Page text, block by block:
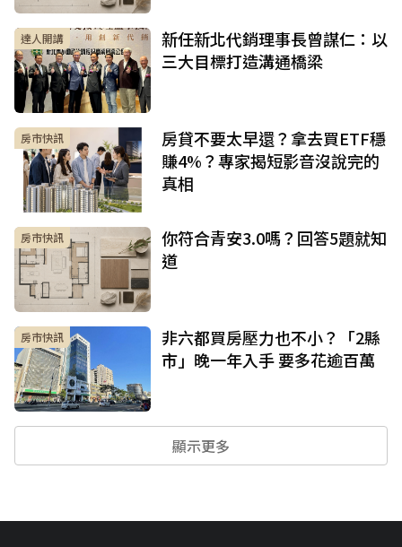
達人開講
新任新北代銷理事長曾謀仁：以
三大目標打造溝通橋梁
房市快訊
房貸不要太早還？拿去買ETF穩
賺4%？專家揭短影音沒說完的
真相
房市快訊
你符合青安3.0嗎？回答5題就知
道
房市快訊
非六都買房壓力也不小？「2縣
市」晚一年入手 要多花逾百萬
顯示更多